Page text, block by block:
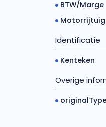
BTW/Marge
Identificatie
Kenteken
Overige